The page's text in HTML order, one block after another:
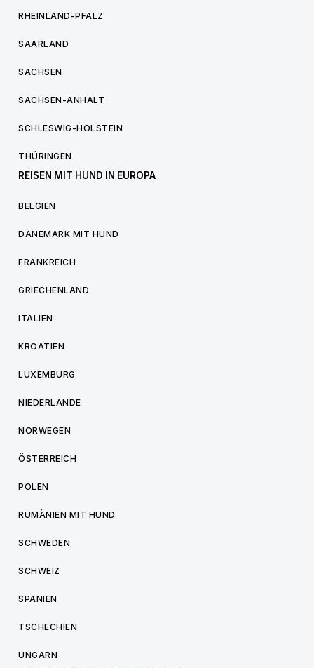
RHEINLAND-PFALZ
SAARLAND
SACHSEN
SACHSEN-ANHALT
SCHLESWIG-HOLSTEIN
THÜRINGEN
REISEN MIT HUND IN EUROPA
BELGIEN
DÄNEMARK MIT HUND
FRANKREICH
GRIECHENLAND
ITALIEN
KROATIEN
LUXEMBURG
NIEDERLANDE
NORWEGEN
ÖSTERREICH
POLEN
RUMÄNIEN MIT HUND
SCHWEDEN
SCHWEIZ
SPANIEN
TSCHECHIEN
UNGARN